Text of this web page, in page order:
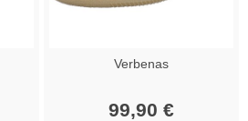
Verbenas
99,90 €